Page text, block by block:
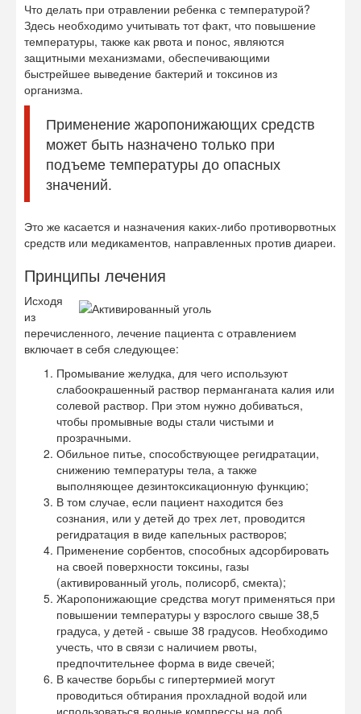
Что делать при отравлении ребенка с температурой?
Здесь необходимо учитывать тот факт, что повышение
температуры, также как рвота и понос, являются
защитными механизмами, обеспечивающими
быстрейшее выведение бактерий и токсинов из
организма.
Применение жаропонижающих средств
может быть назначено только при
подъеме температуры до опасных
значений.
Это же касается и назначения каких-либо противорвотных
средств или медикаментов, направленных против диареи.
Принципы лечения
Исходя
из
перечисленного, лечение пациента с отравлением
включает в себя следующее:
Промывание желудка, для чего используют
слабоокрашенный раствор перманганата калия или
солевой раствор. При этом нужно добиваться,
чтобы промывные воды стали чистыми и
прозрачными.
Обильное питье, способствующее регидратации,
снижению температуры тела, а также
выполняющее дезинтоксикационную функцию;
В том случае, если пациент находится без
сознания, или у детей до трех лет, проводится
регидратация в виде капельных растворов;
Применение сорбентов, способных адсорбировать
на своей поверхности токсины, газы
(активированный уголь, полисорб, смекта);
Жаропонижающие средства могут применяться при
повышении температуры у взрослого свыше 38,5
градуса, у детей - свыше 38 градусов. Необходимо
учесть, что в связи с наличием рвоты,
предпочтительнее форма в виде свечей;
В качестве борьбы с гипертермией могут
проводиться обтирания прохладной водой или
использоваться водные компрессы на лоб.